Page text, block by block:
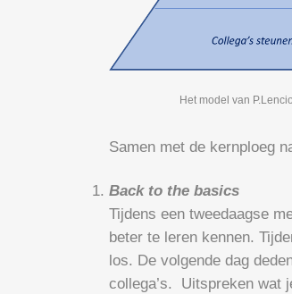
Het model van
Samen met de kernploeg
Back to the basics
Tijdens een tweedaagse
beter te leren kennen.
los. De volgende dag
collega’s. Uitspreken wat